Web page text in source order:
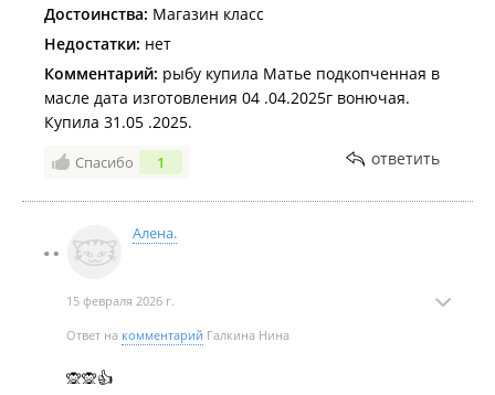
Достоинства: Магазин класс
Недостатки: нет
Комментарий: рыбу купила Матье подкопченная в
масле дата изготовления 04 .04.2025г вонючая.
Купила 31.05 .2025.
Спасибо 1 ответить
Алена.
15 февраля 2026 г.
Ответ на комментарий Галкина Нина
🙊🙊👍